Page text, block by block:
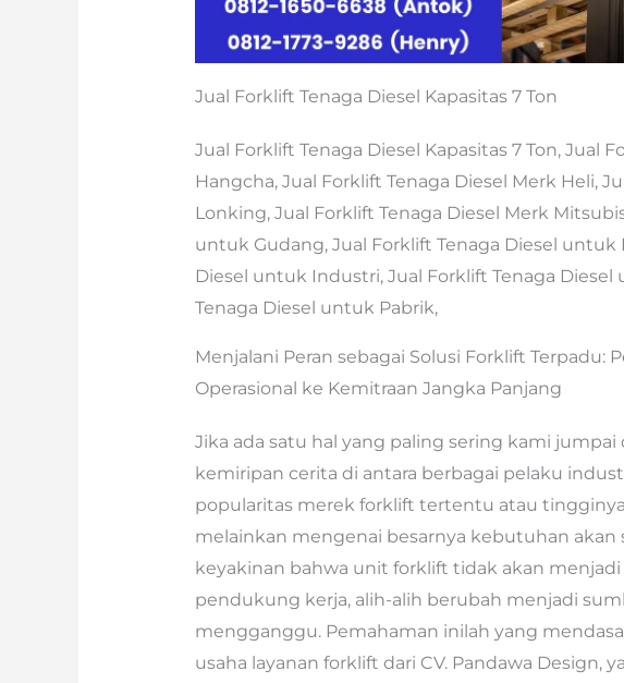
Jual Forklift Tenaga Diesel Kapasitas 7 Ton
Jual Forklift Tenaga Diesel Kapasitas 7 Ton, Jual
Hangcha, Jual Forklift Tenaga Diesel Merk Heli,
Lonking, Jual Forklift Tenaga Diesel Merk
untuk Gudang, Jual Forklift Tenaga Diesel untuk
Diesel untuk Industri, Jual Forklift Tenaga
Tenaga Diesel untuk Pabrik,
Menjalani Peran sebagai Solusi Forklift Terpadu:
Operasional ke Kemitraan Jangka Panjang
Jika ada satu hal yang paling sering kami jumpai
kemiripan cerita di antara berbagai pelaku
popularitas merek forklift tertentu atau
melainkan mengenai besarnya kebutuhan akan
keyakinan bahwa unit forklift tidak akan
pendukung kerja, alih-alih berubah menjadi
mengganggu. Pemahaman inilah yang
usaha layanan forklift dari CV. Pandawa Design,